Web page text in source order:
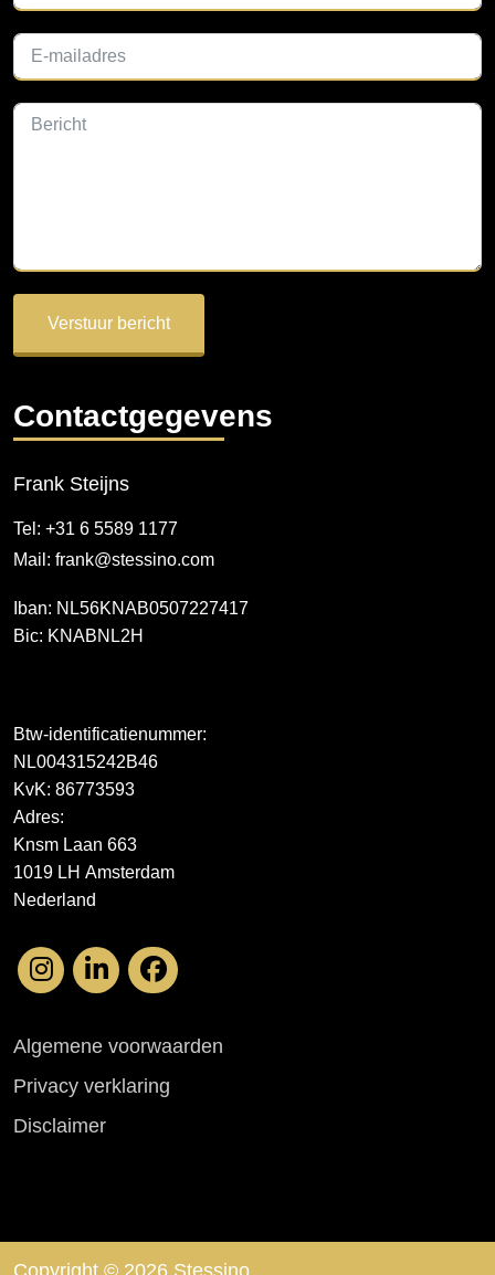
Verstuur bericht
Contactgegevens
Frank Steijns
Tel: +31 6 5589 1177
Mail: frank@stessino.com
Iban: NL56KNAB0507227417
Bic: KNABNL2H
Btw-identificatienummer:
NL004315242B46
KvK: 86773593
Adres:
Knsm Laan 663
1019 LH Amsterdam
Nederland
Algemene voorwaarden
Privacy verklaring
Disclaimer